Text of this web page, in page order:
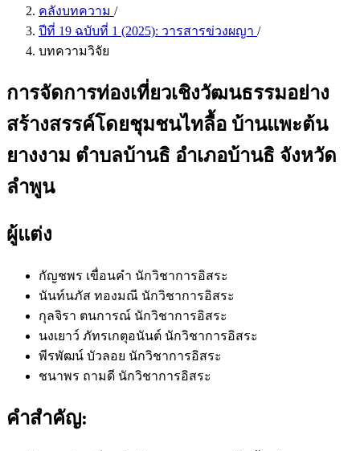
คลังบทความ /
ปีที่ 19 ฉบับที่ 1 (2025): วารสารข่วงผญา /
บทความวิจัย
การจัดการท่องเที่ยวเชิงวัฒนธรรมอย่าง
สร้างสรรค์โดยชุมชนไทลื้อ บ้านแพะต้น
ยางงาม ตำบลบ้านธิ อำเภอบ้านธิ จังหวัด
ลำพูน
ผู้แต่ง
กัญชพร เขื่อนคำ นักวิชาการอิสระ
นันท์นภัส ทองมณี นักวิชาการอิสระ
กุลจิรา ตนการณ์ นักวิชาการอิสระ
นงเยาว์ ภัทรเกตุอนันต์ นักวิชาการอิสระ
พีรพัฒน์ บัวลอย นักวิชาการอิสระ
ชนาพร ถามดี นักวิชาการอิสระ
คำสำคัญ: